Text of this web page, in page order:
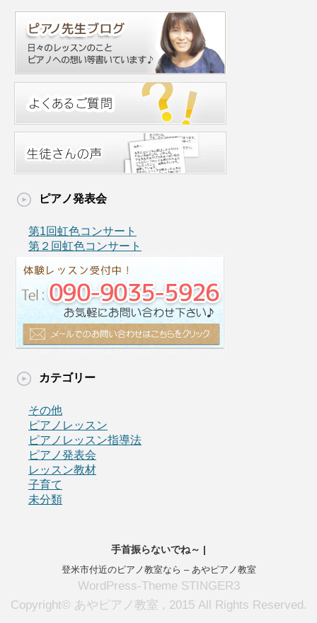
ピアノ発表会
第1回虹色コンサート
第２回虹色コンサート
カテゴリー
その他
ピアノレッスン
ピアノレッスン指導法
ピアノ発表会
レッスン教材
子育て
未分類
手首振らないでね～ |
登米市付近のピアノ教室なら – あやピアノ教室
WordPress-Theme STINGER3
Copyright© あやピアノ教室 , 2015 All Rights Reserved.